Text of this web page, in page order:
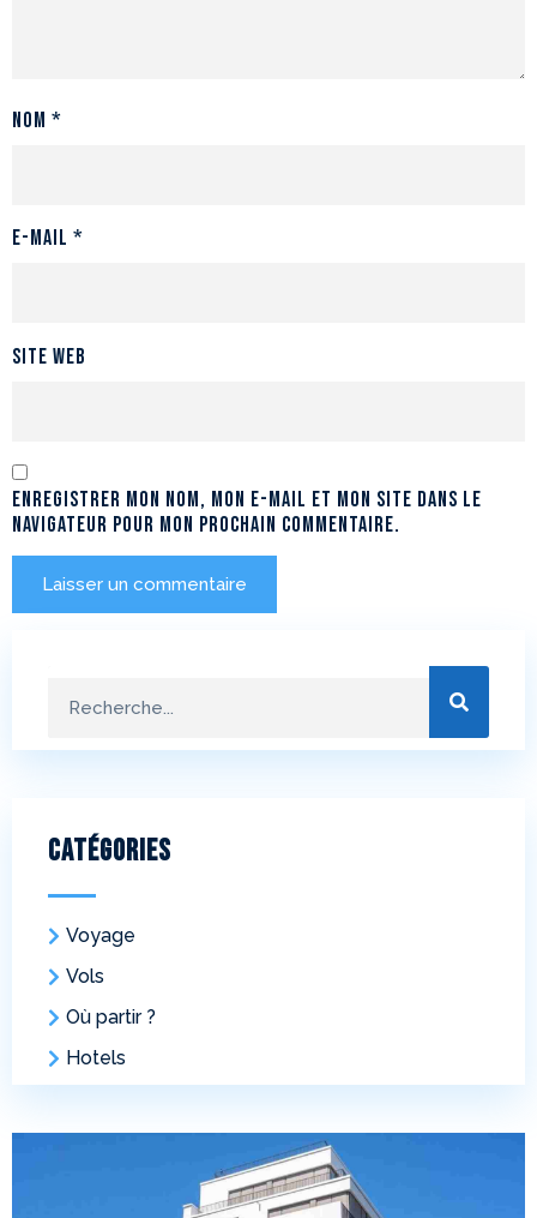
Nom *
E-mail *
Site web
Enregistrer mon nom, mon e-mail et mon site dans le
navigateur pour mon prochain commentaire.
Catégories
Voyage
Vols
Où partir ?
Hotels